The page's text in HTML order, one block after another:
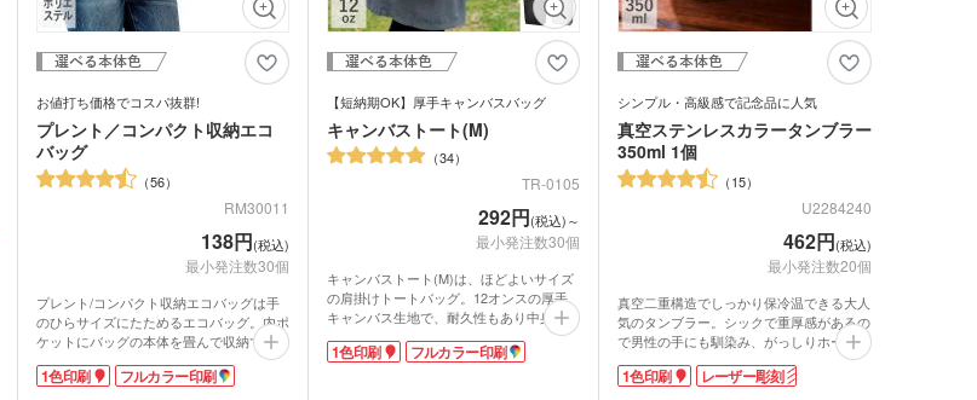
お値打ち価格でコスパ抜群!
プレント／コンパクト収納エコ
バッグ
56
RM30011
138円(税込)
最小発注数30個
プレント/コンパクト収納エコバッグは手
のひらサイズにたためるエコバッグ。内ポ
ケットにバッグの本体を畳んで収納できま
す。いつも使うバッグに入れておけば、急
な買い物の時に大活躍。
1色印刷 フルカラー印刷
【短納期OK】厚手キャンバスバッグ
キャンバストート(M)
34
TR-0105
292円(税込)～
最小発注数30個
キャンバストート(M)は、ほどよいサイズ
の肩掛けトートバッグ。12オンスの厚手
キャンバス生地で、耐久性もあり中身が透
けて見えることがありません。豊富なカラ
ーバリエーションで、企業カラーやイベン
1色印刷 フルカラー印刷
シンプル・高級感で記念品に人気
真空ステンレスカラータンブラー
350ml 1個
15
U2284240
462円(税込)
最小発注数20個
真空二重構造でしっかり保冷温できる大人
気のタンブラー。シックで重厚感があるの
で男性の手にも馴染み、がっしりホールド
できる持ちやすい大きさです。幅の広い口
径で飲みやすく、大きな氷もすんなり入れ
1色印刷 レーザー彫刻
ペンセット・文具セット 消しゴム・修正テープ
記念品 マグカップ 記念品 ボトル・水筒
具
記念品 タオル
記念品 USBグッズ
記念品 キーホルダー 記念品 防災グッズ
オリジナルハンカチタオル
オリジナルミニハンカチタ
オリジナルスポーツタオル
ノベルティタオル
電波時計
タブレットケース
イヤホン・スピーカー
スマホクリーナー・マイク
ロファイバークロス
マウスパッド PCクリーナー
ライト・LEDライト・懐中
電灯